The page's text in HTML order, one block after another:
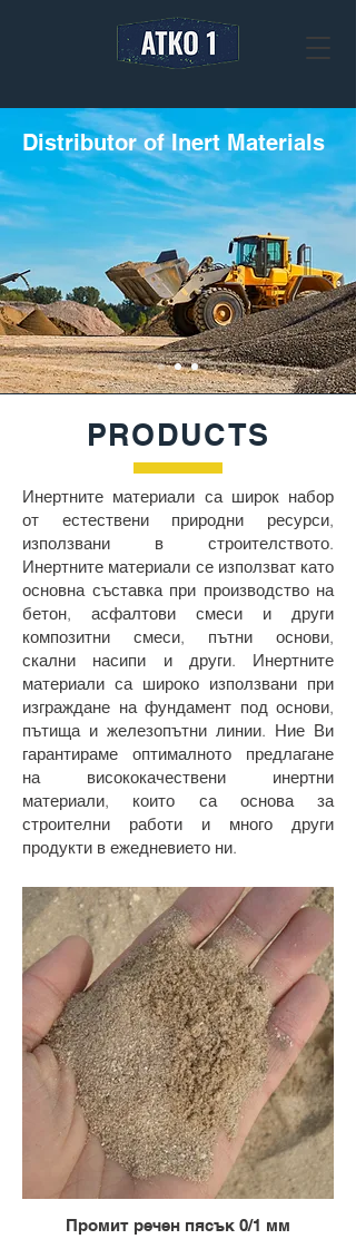
Distributor of Inert Materials
PRODUCTS
Инертните материали са широк набор
от естествени природни ресурси,
използвани в строителството.
Инертните материали се използват като
основна съставка при производство на
бетон, асфалтови смеси и други
композитни смеси, пътни основи,
скални насипи и други. Инертните
материали са широко използвани при
изграждане на фундамент под основи,
пътища и железопътни линии. Ние Ви
гарантираме оптималното предлагане
на висококачествени инертни
материали, които са основа за
строителни работи и много други
продукти в ежедневието ни.
Промит речен пясък 0/1 мм